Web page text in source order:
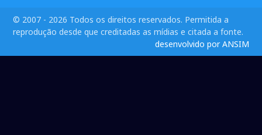
© 2007 - 2026 Todos os direitos reservados. Permitida a
reprodução desde que creditadas as mídias e citada a fonte.
desenvolvido por ANSIM